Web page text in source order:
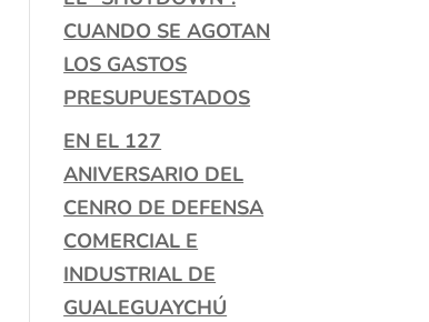
CUANDO SE AGOTAN
LOS GASTOS
PRESUPUESTADOS
EN EL 127
ANIVERSARIO DEL
CENRO DE DEFENSA
COMERCIAL E
INDUSTRIAL DE
GUALEGUAYCHÚ